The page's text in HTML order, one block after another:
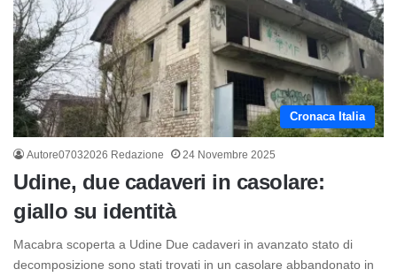
Cronaca Italia
Autore07032026 Redazione 24 Novembre 2025
Udine, due cadaveri in casolare:
giallo su identità
Macabra scoperta a Udine Due cadaveri in avanzato stato di
decomposizione sono stati trovati in un casolare abbandonato in